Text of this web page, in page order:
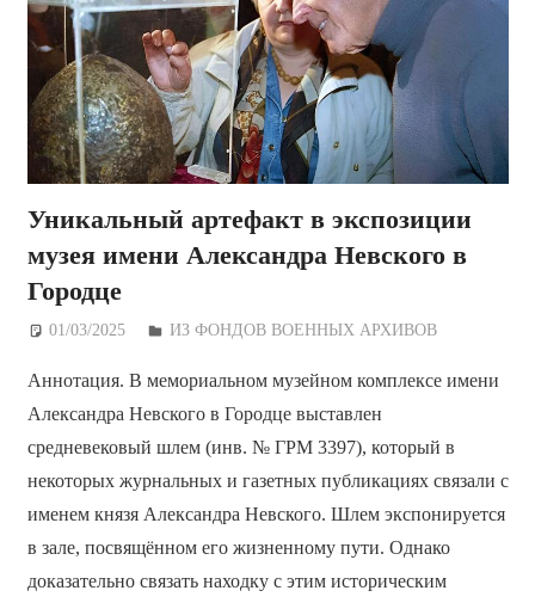
Уникальный артефакт в экспозиции
музея имени Александра Невского в
Городце
01/03/2025 Дежурный по Редакции
ИЗ ФОНДОВ ВОЕННЫХ АРХИВОВ
Аннотация. В мемориальном музейном комплексе имени
Александра Невского в Городце выставлен
средневековый шлем (инв. № ГРМ 3397), который в
некоторых журнальных и газетных публикациях связали с
именем князя Александра Невского. Шлем экспонируется
в зале, посвящённом его жизненному пути. Однако
доказательно связать находку с этим историческим